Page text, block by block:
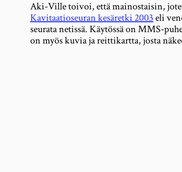
Aki-Ville toivoi, että mainostaisin,
Kavitaatioseuran kesäretki 2003eli
seurata netissä. Käytössä on MMS-
on myös kuvia ja reittikartta, josta